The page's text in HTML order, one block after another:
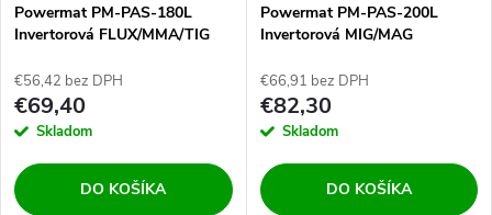
Powermat PM-PAS-180L
Invertorová FLUX/MMA/TIG
€56,42 bez DPH
€69,40
Skladom
DO KOŠÍKA
Powermat PM-PAS-200L
Invertorová MIG/MAG
€66,91 bez DPH
€82,30
Skladom
DO KOŠÍKA